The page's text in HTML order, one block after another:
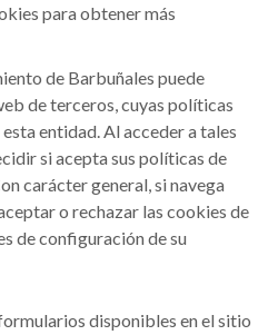
para obtener más
de Barbuñales puede
de terceros, cuyas políticas
entidad. Al acceder a tales
si acepta sus políticas de
carácter general, si navega
o rechazar las cookies de
de configuración de su
disponibles en el sitio